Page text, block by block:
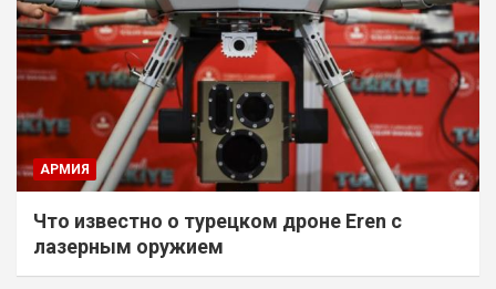
АРМИЯ
Что известно о турецком дроне Eren с
лазерным оружием